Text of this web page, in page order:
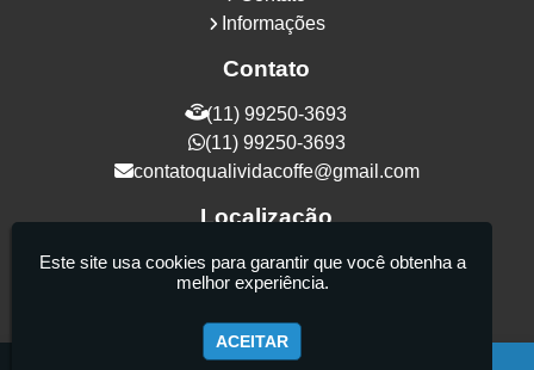
Informações
Contato
(11) 99250-3693
(11) 99250-3693
contatoqualividacoffe@gmail.com
Localização
Rua Samurais, 27 - Vila Maria Alta - São
Paulo / SP - CEP: 02130-080
Este site usa cookies para garantir que você obtenha a
melhor experiência.
ACEITAR